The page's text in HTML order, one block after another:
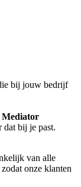
bij jouw bedrijf
Mediator
dat bij je past.
van alle
zodat onze klanten